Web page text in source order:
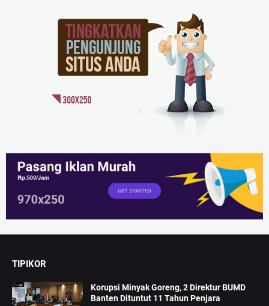
TIPIKOR
Korupsi Minyak Goreng, 2 Direktur BUMD
Banten Dituntut 11 Tahun Penjara